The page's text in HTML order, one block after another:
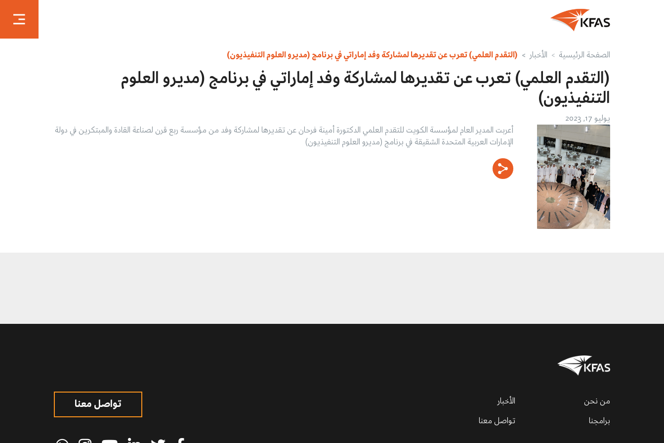
الصفحة الرئيسية الأخبار (التقدم العلمي) تعرب عن تقديرها لمشاركة وفد إماراتي في برنامج (مديرو العلوم التنفيذيون)
(التقدم العلمي) تعرب عن تقديرها لمشاركة وفد إماراتي في برنامج (مديرو العلوم
التنفيذيون)
يوليو 17, 2023
أعربت المدير العام لمؤسسة الكويت للتقدم العلمي الدكتورة أمينة فرحان عن تقديرها لمشاركة وفد من مؤسسة ربع قرن لصناعة القادة والمبتكرين في دولة
الإمارات العربية المتحدة الشقيقة في برنامج (مديرو العلوم التنفيذيون)
من نحن
برامجنا
الأخبار
تواصل معنا
تواصل معنا